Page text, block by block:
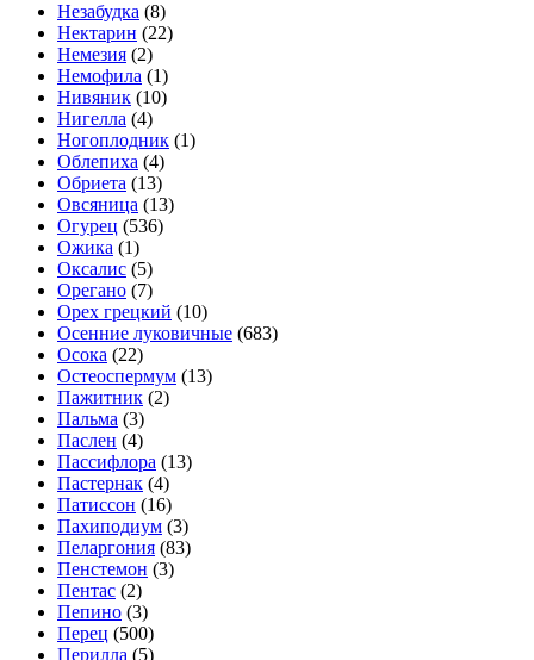
Незабудка (8)
Нектарин (22)
Немезия (2)
Немофила (1)
Нивяник (10)
Нигелла (4)
Ногоплодник (1)
Облепиха (4)
Обриета (13)
Овсяница (13)
Огурец (536)
Ожика (1)
Оксалис (5)
Орегано (7)
Орех грецкий (10)
Осенние луковичные (683)
Осока (22)
Остеоспермум (13)
Пажитник (2)
Пальма (3)
Паслен (4)
Пассифлора (13)
Пастернак (4)
Патиссон (16)
Пахиподиум (3)
Пеларгония (83)
Пенстемон (3)
Пентас (2)
Пепино (3)
Перец (500)
Перилла (5)